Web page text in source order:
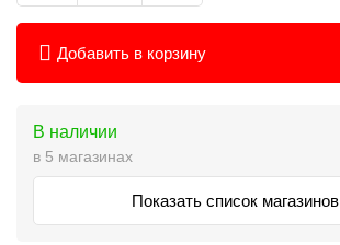
Добавить в корзину
В наличии
в 5 магазинах
Показать список магазинов